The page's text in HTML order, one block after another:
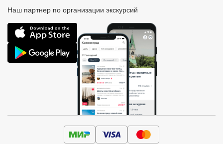
Наш партнер по организации экскурсий